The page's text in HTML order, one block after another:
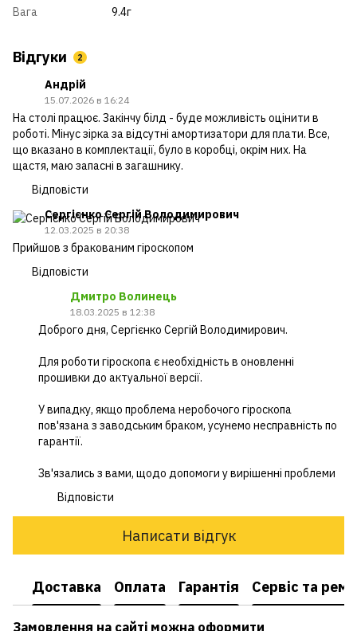
Вага
9.4г
Відгуки 2
Андрій
15.07.2026 в 16:24
На столі працює. Закінчу білд - буде можливість оцінити в
роботі. Мінус зірка за відсутні амортизатори для плати. Все,
що вказано в комплектації, було в коробці, окрім них. На
щастя, маю запасні в загашнику.
Відповісти
Сергієнко Сергій Володимирович
12.03.2025 в 20:38
Прийшов з бракованим гіроскопом
Відповісти
Дмитро Волинець
18.03.2025 в 12:38
Доброго дня, Сергієнко Сергій Володимирович.
Для роботи гіроскопа є необхідність в оновленні
прошивки до актуальної версії.
У випадку, якщо проблема неробочого гіроскопа
пов'язана з заводським браком, усунемо несправність по
гарантії.
Зв'язались з вами, щодо допомоги у вирішенні проблеми
Відповісти
Написати відгук
Доставка Оплата Гарантія Сервіс та
Замовлення на сайті можна оформити